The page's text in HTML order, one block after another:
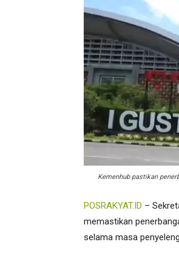
Kemenhub pastikan
POSRAKYAT.ID –
memastikan
selama masa